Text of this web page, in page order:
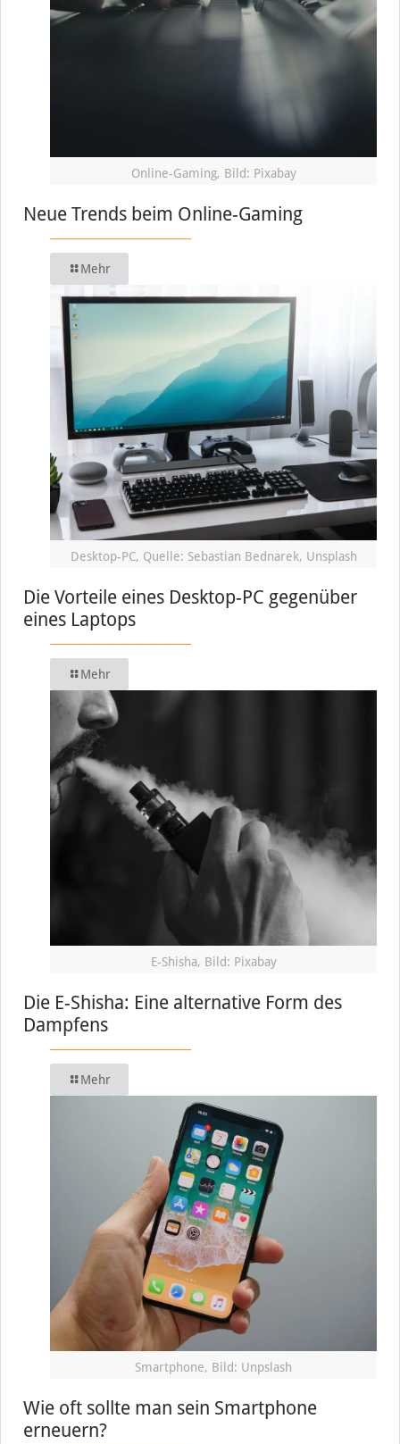
Online-Gaming, Bild: Pixabay
Neue Trends beim Online-Gaming
Mehr
Desktop-PC, Quelle: Sebastian Bednarek, Unsplash
Die Vorteile eines Desktop-PC gegenüber
eines Laptops
Mehr
E-Shisha, Bild: Pixabay
Die E-Shisha: Eine alternative Form des
Dampfens
Mehr
Smartphone, Bild: Unpslash
Wie oft sollte man sein Smartphone
erneuern?